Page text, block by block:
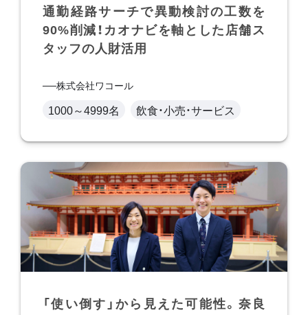
通勤経路サーチで異動検討の工数を
90%削減！カオナビを軸とした店舗ス
タッフの人財活用
株式会社ワコール
1000～4999名 飲食・小売・サービス
「使い倒す」から見えた可能性。奈良